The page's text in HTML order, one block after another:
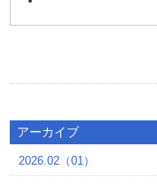
アーカイブ
2026.02（01）